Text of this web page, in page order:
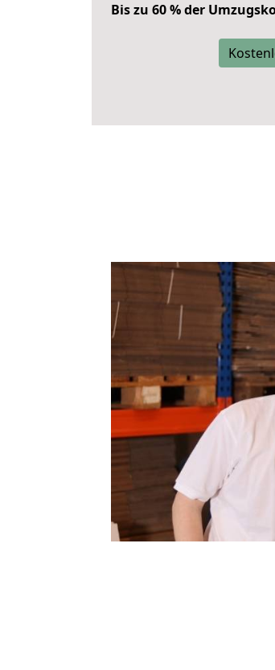
Bis zu 60 % der